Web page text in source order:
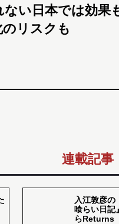
い日本では効果
リスクも
連載記事
入江敦彦の
喰らい日記
らReturns